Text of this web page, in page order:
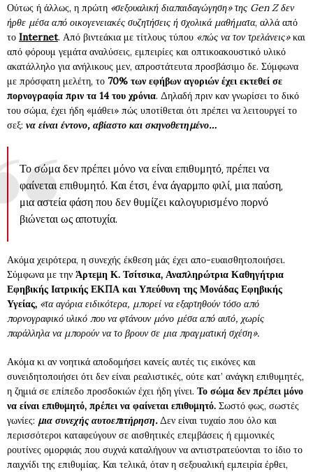
Ούτως ή άλλως, η πρώτη «σεξουαλική διαπαιδαγώγηση» της Gen Z δεν
ήρθε μέσα από οικογενειακές συζητήσεις ή σχολικά μαθήματα, αλλά από
το Internet. Από βιντεάκια με τίτλους τύπου «πώς να τον τρελάνεις»και
από φόρουμ γεμάτα αναλύσεις, εμπειρίες και οπτικοακουστικό υλικό
ακατάλληλο για ανήλικους μεν, απροστάτευτα προσβάσιμο δε. Σύμφωνα
με πρόσφατη μελέτη, το 70% των εφήβων αγοριών έχει εκτεθεί σε
πορνογραφία πριν τα 14 του χρόνια. Δηλαδή πριν καν γνωρίσει το δικό
του σώμα, έχει ήδη «μάθει» πώς υποτίθεται ότι πρέπει να λειτουργεί το
σεξ: να είναι έντονο, αβίαστο και σκηνοθετημένο…
Το σώμα δεν πρέπει μόνο να είναι επιθυμητό, πρέπει να
φαίνεται επιθυμητό. Και έτσι, ένα άγαρμπο φιλί, μια παύση,
μια αστεία φάση που δεν θυμίζει καλογυρισμένο πορνό
βιώνεται ως αποτυχία.
Ακόμα χειρότερα, η συνεχής έκθεση μάς έχει απο-ευαισθητοποιήσει.
Σύμφωνα με την Άρτεμη Κ. Τσίτσικα, Αναπληρώτρια Καθηγήτρια
Εφηβικής Ιατρικής ΕΚΠΑ και Υπεύθυνη της Μονάδας Εφηβικής
Υγείας, «τα αγόρια ειδικότερα, μπορεί να εξαρτηθούν τόσο από
πορνογραφικό υλικό που να φτάνουν μόνο μέσα από αυτό, χωρίς
παράλληλα να μπορούν να το βρουν σε μια πραγματική σχέση».
Ακόμα κι αν νοητικά αποδομήσει κανείς αυτές τις εικόνες και
συνειδητοποιήσει ότι δεν είναι ρεαλιστικές, ούτε κατ’ ανάγκη επιθυμητές,
η ζημιά σε επίπεδο προσδοκιών έχει ήδη γίνει. Το σώμα δεν πρέπει μόνο
να είναι επιθυμητό, πρέπει να φαίνεται επιθυμητό. Σωστό φως, σωστές
γωνίες: μια συνεχής αυτοεπιτήρηση.Δεν είναι τυχαίο που όλο και
περισσότεροι καταφεύγουν σε αισθητικές επεμβάσεις ή εμμονικές
ρουτίνες ομορφιάς που συχνά καταλήγουν να αντιστρατεύονται το ίδιο το
παιχνίδι της επιθυμίας. Και τελικά, όταν η σεξουαλική εμπειρία έρθει,